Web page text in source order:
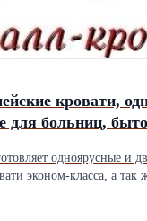
кровати,
для больниц,
одноярусные и
эконом-класса, а так
спинками. Такие
- кровати для больниц,